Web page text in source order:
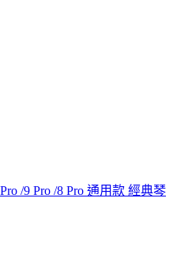
/9 Pro /8 Pro 通用款 經典琴